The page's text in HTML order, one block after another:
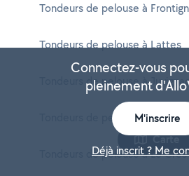
Tondeurs de pelouse à
Tondeurs de pelouse à Lattes
Tondeurs de pelouse à
Tondeurs de pelouse à Saint-
Tondeurs de pelouse à Le Crès
Carte
Connectez-vous
pleinement
M'inscrire
Déjà inscrit ? Me